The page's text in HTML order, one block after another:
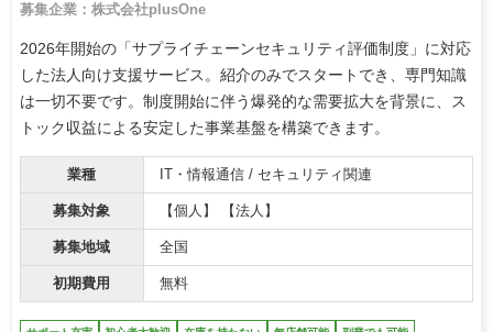
募集企業：株式会社plusOne
2026年開始の「サプライチェーンセキュリティ評価制度」に対応
した法人向け支援サービス。紹介のみでスタートでき、専門知識
は一切不要です。制度開始に伴う爆発的な需要拡大を背景に、ス
トック収益による安定した事業基盤を構築できます。
業種 IT・情報通信 / セキュリティ関連
募集対象 【個人】 【法人】
募集地域 全国
初期費用 無料